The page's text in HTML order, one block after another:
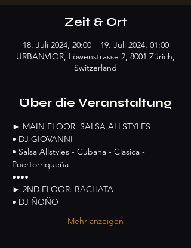
Zeit & Ort
18. Juli 2024, 20:00 – 19. Juli 2024, 01:00
URBANVIOR, Löwenstrasse 2, 8001 Zürich,
Switzerland
Über die Veranstaltung
► MAIN FLOOR: SALSA ALLSTYLES
• DJ GIOVANNI
• Salsa Allstyles - Cubana - Clasica -
Puertorriqueña
••••
► 2ND FLOOR: BACHATA
• DJ ÑOÑO
Mehr anzeigen